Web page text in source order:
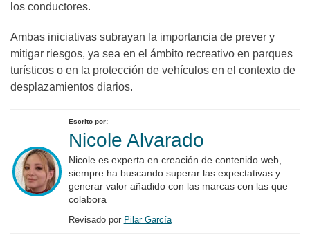
los conductores.
Ambas iniciativas subrayan la importancia de prever y
mitigar riesgos, ya sea en el ámbito recreativo en parques
turísticos o en la protección de vehículos en el contexto de
desplazamientos diarios.
Escrito por:
Nicole Alvarado
Nicole es experta en creación de contenido web,
siempre ha buscando superar las expectativas y
generar valor añadido con las marcas con las que
colabora
Revisado por Pilar García